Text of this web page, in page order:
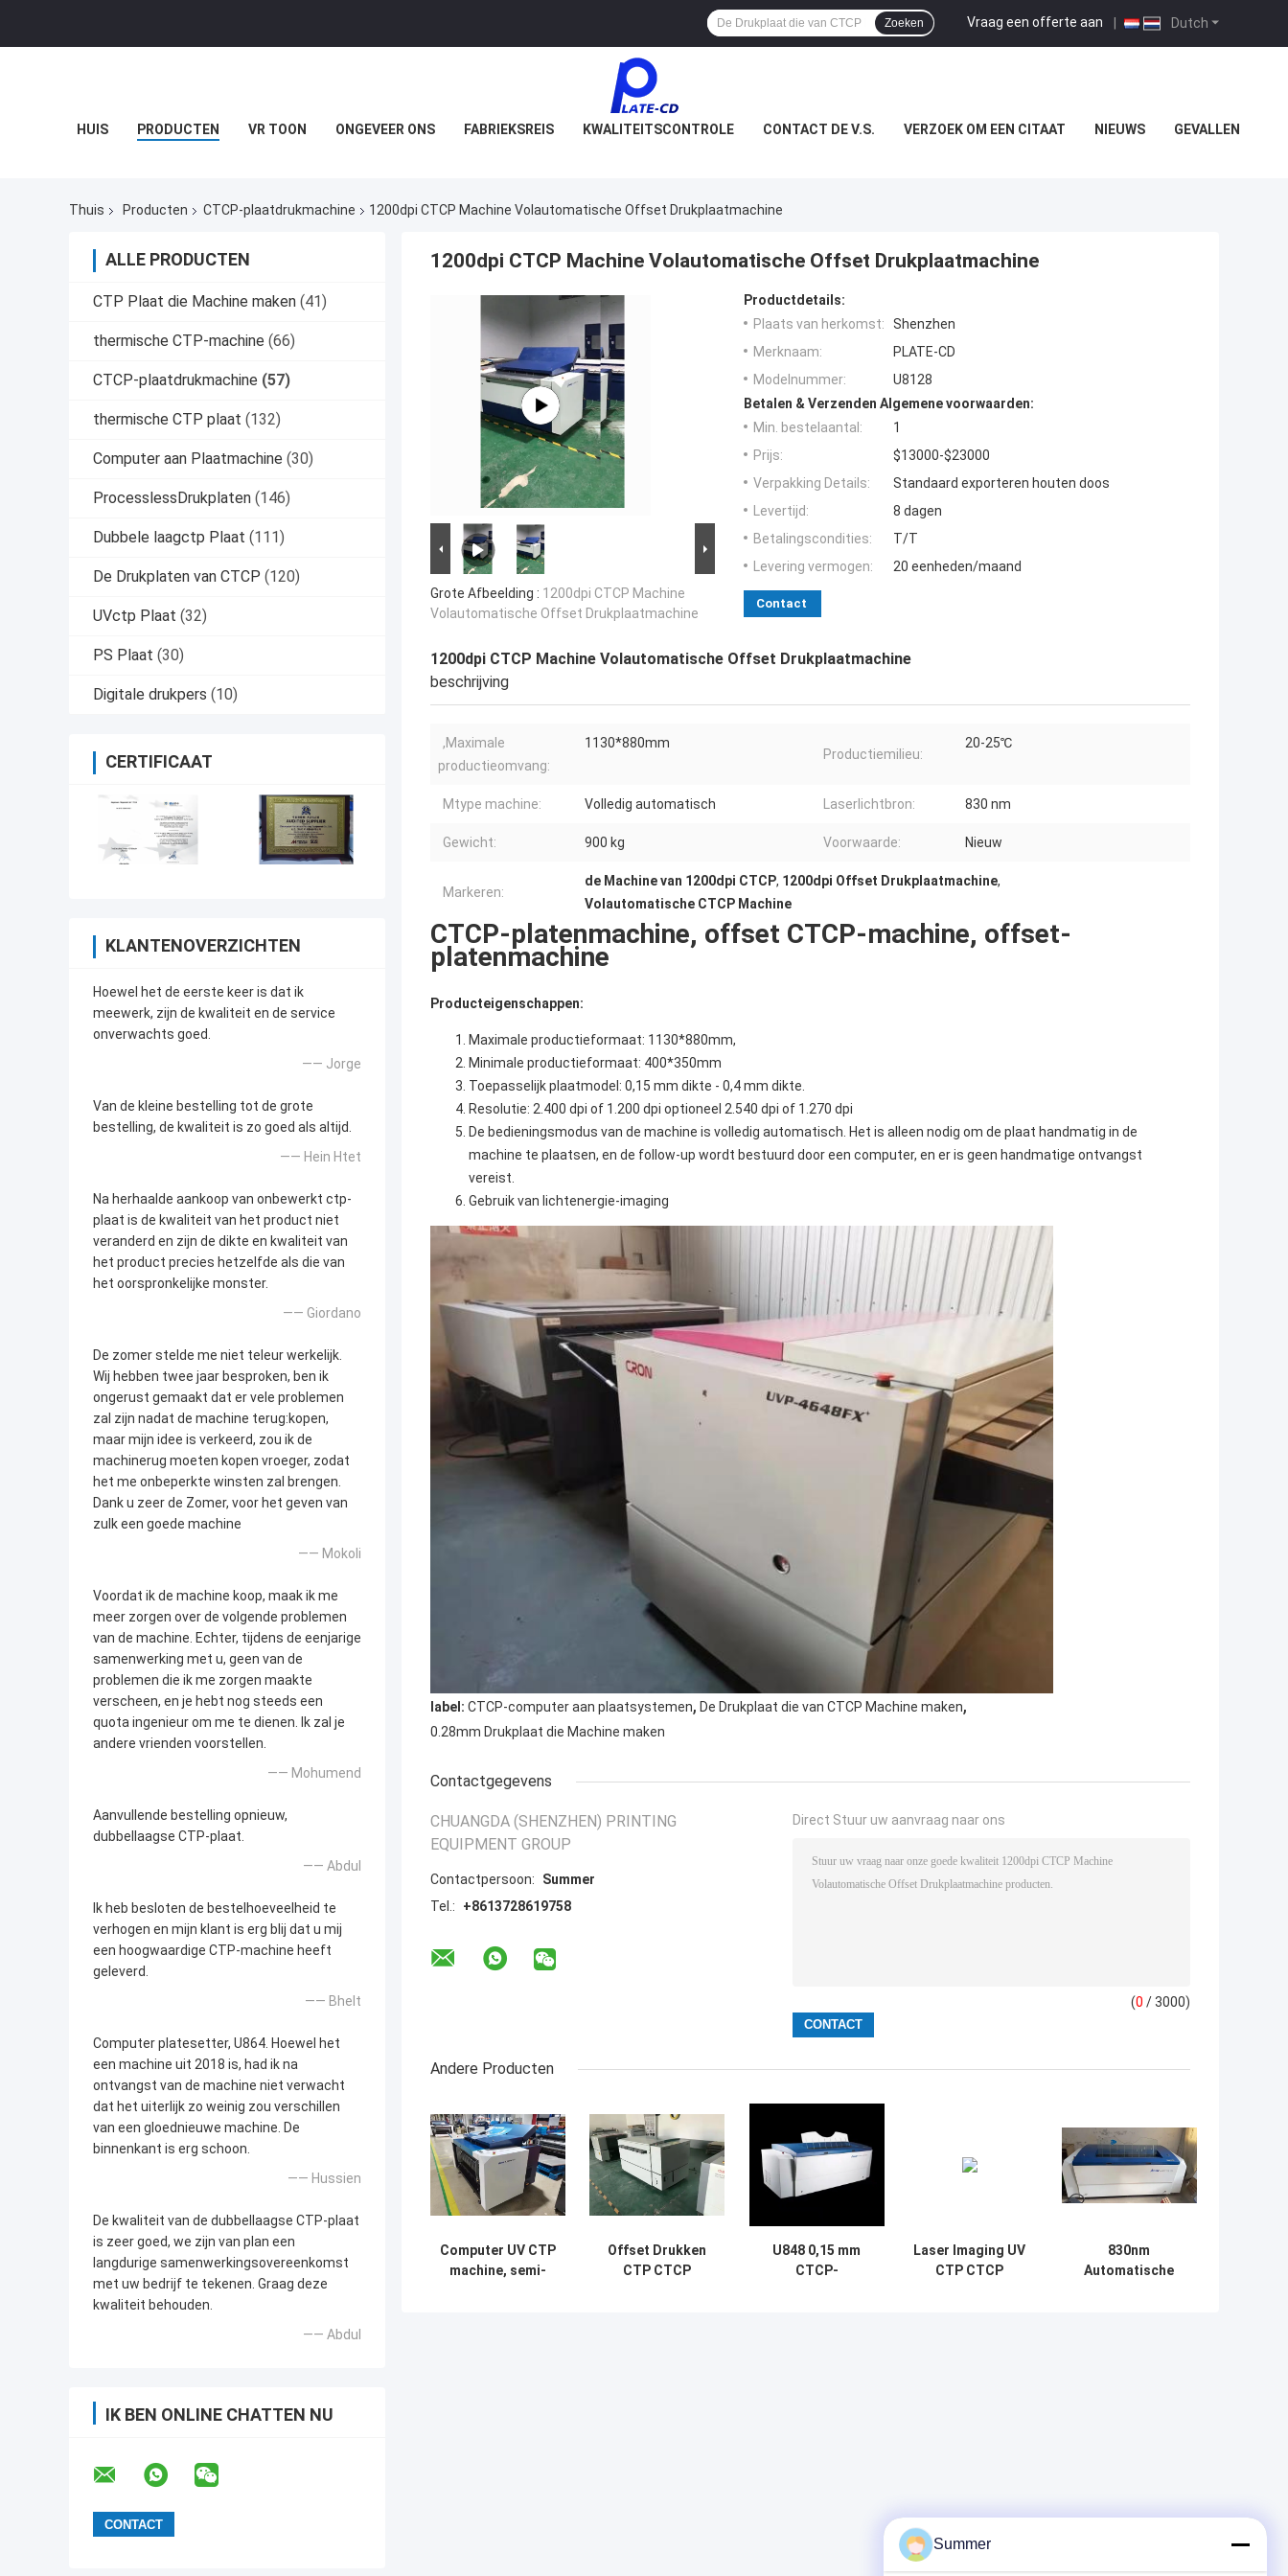
Dutch
Vraag een offerte aan |
Zoeken
HUIS PRODUCTEN VR TOON ONGEVEER ONS FABRIEKSREIS KWALITEITSCONTROLE CONTACT DE V.S. VERZOEK OM EEN CITAAT NIEUWS GEVALLEN
Thuis Producten CTCP-plaatdrukmachine 1200dpi CTCP Machine Volautomatische Offset Drukplaatmachine
ALLE PRODUCTEN
CTP Plaat die Machine maken (41)
thermische CTP-machine (66)
CTCP-plaatdrukmachine (57)
thermische CTP plaat (132)
Computer aan Plaatmachine (30)
ProcesslessDrukplaten (146)
Dubbele laagctp Plaat (111)
De Drukplaten van CTCP (120)
UVctp Plaat (32)
PS Plaat (30)
Digitale drukpers (10)
CERTIFICAAT
KLANTENOVERZICHTEN
Hoewel het de eerste keer is dat ik
meewerk, zijn de kwaliteit en de service
onverwachts goed.
—— Jorge
Van de kleine bestelling tot de grote
bestelling, de kwaliteit is zo goed als altijd.
—— Hein Htet
Na herhaalde aankoop van onbewerkt ctp-
plaat is de kwaliteit van het product niet
veranderd en zijn de dikte en kwaliteit van
het product precies hetzelfde als die van
het oorspronkelijke monster.
—— Giordano
De zomer stelde me niet teleur werkelijk.
Wij hebben twee jaar besproken, ben ik
ongerust gemaakt dat er vele problemen
zal zijn nadat de machine terug:kopen,
maar mijn idee is verkeerd, zou ik de
machinerug moeten kopen vroeger, zodat
het me onbeperkte winsten zal brengen.
Dank u zeer de Zomer, voor het geven van
zulk een goede machine
—— Mokoli
Voordat ik de machine koop, maak ik me
meer zorgen over de volgende problemen
van de machine. Echter, tijdens de eenjarige
samenwerking met u, geen van de
problemen die ik me zorgen maakte
verscheen, en je hebt nog steeds een
quota ingenieur om me te dienen. Ik zal je
andere vrienden voorstellen.
—— Mohumend
Aanvullende bestelling opnieuw,
dubbellaagse CTP-plaat.
—— Abdul
Ik heb besloten de bestelhoeveelheid te
verhogen en mijn klant is erg blij dat u mij
een hoogwaardige CTP-machine heeft
geleverd.
—— Bhelt
Computer platesetter, U864. Hoewel het
een machine uit 2018 is, had ik na
ontvangst van de machine niet verwacht
dat het uiterlijk zo weinig zou verschillen
van een gloednieuwe machine. De
binnenkant is erg schoon.
—— Hussien
De kwaliteit van de dubbellaagse CTP-plaat
is zeer goed, we zijn van plan een
langdurige samenwerkingsovereenkomst
met uw bedrijf te tekenen. Graag deze
kwaliteit behouden.
—— Abdul
IK BEN ONLINE CHATTEN NU
1200dpi CTCP Machine Volautomatische Offset Drukplaatmachine
Grote Afbeelding : 1200dpi CTCP Machine
Volautomatische Offset Drukplaatmachine
Productdetails:
Plaats van herkomst:
Shenzhen
Merknaam:
PLATE-CD
Modelnummer:
U8128
Betalen & Verzenden Algemene voorwaarden:
Min. bestelaantal:
1
Prijs:
$13000-$23000
Verpakking Details:
Standaard exporteren houten doos
Levertijd:
8 dagen
Betalingscondities:
T/T
Levering vermogen:
20 eenheden/maand
Contact
1200dpi CTCP Machine Volautomatische Offset Drukplaatmachine
beschrijving
,Maximale
productieomvang:
1130*880mm
Productiemilieu:
20-25℃
Mtype machine: Volledig automatisch Laserlichtbron: 830 nm
Gewicht: 900 kg Voorwaarde: Nieuw
Markeren:
de Machine van 1200dpi CTCP, 1200dpi Offset Drukplaatmachine,
Volautomatische CTCP Machine
CTCP-platenmachine, offset CTCP-machine, offset-
platenmachine
Producteigenschappen:
Maximale productieformaat: 1130*880mm,
Minimale productieformaat: 400*350mm
Toepasselijk plaatmodel: 0,15 mm dikte - 0,4 mm dikte.
Resolutie: 2.400 dpi of 1.200 dpi optioneel 2.540 dpi of 1.270 dpi
De bedieningsmodus van de machine is volledig automatisch. Het is alleen nodig om de plaat handmatig in de
machine te plaatsen, en de follow-up wordt bestuurd door een computer, en er is geen handmatige ontvangst
vereist.
Gebruik van lichtenergie-imaging
label: CTCP-computer aan plaatsystemen, De Drukplaat die van CTCP Machine maken,
0.28mm Drukplaat die Machine maken
Contactgegevens
CHUANGDA (SHENZHEN) PRINTING
EQUIPMENT GROUP
Contactpersoon:
Summer
Tel.:
+8613728619758
Direct Stuur uw aanvraag naar ons
(0 / 3000)
Andere Producten
Computer UV CTP
machine, semi-
Offset Drukken
CTP CTCP
U848 0,15 mm
CTCP-
Laser Imaging UV
CTP CTCP
830nm
Automatische
Summer